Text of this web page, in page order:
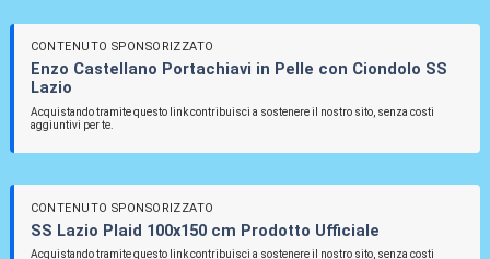
CONTENUTO SPONSORIZZATO
Enzo Castellano Portachiavi in Pelle con Ciondolo SS
Lazio
Acquistando tramite questo link contribuisci a sostenere il nostro sito, senza costi
aggiuntivi per te.
CONTENUTO SPONSORIZZATO
SS Lazio Plaid 100x150 cm Prodotto Ufficiale
Acquistando tramite questo link contribuisci a sostenere il nostro sito, senza costi